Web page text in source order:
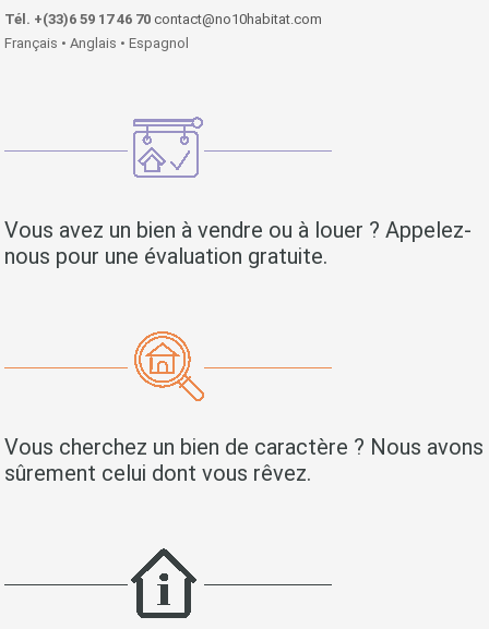
Tél. +(33)6 59 17 46 70 contact@no10habitat.com
Français • Anglais • Espagnol
Vous avez un bien à vendre ou à louer ? Appelez-
nous pour une évaluation gratuite.
Vous cherchez un bien de caractère ? Nous avons
sûrement celui dont vous rêvez.